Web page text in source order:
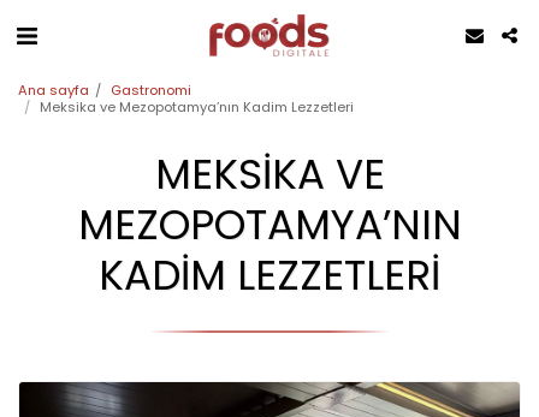
Ana sayfa
Gastronomi
Meksika ve Mezopotamya’nın Kadim Lezzetleri
MEKSIKA VE
MEZOPOTAMYA’NIN
KADIM LEZZETLERI